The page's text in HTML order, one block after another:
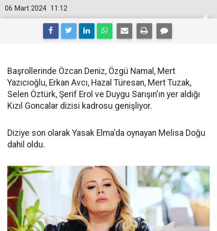
11:12
06 Mart 2024
Başrollerinde Özcan Deniz, Özgü Namal, Mert
Yazıcıoğlu, Erkan Avcı, Hazal Türesan, Mert Tuzak,
Selen Öztürk, Şerif Erol ve Duygu Sarışın'ın yer aldığı
Kızıl Goncalar dizisi kadrosu genişliyor.
Diziye son olarak Yasak Elma'da oynayan Melisa Doğu
dahil oldu.